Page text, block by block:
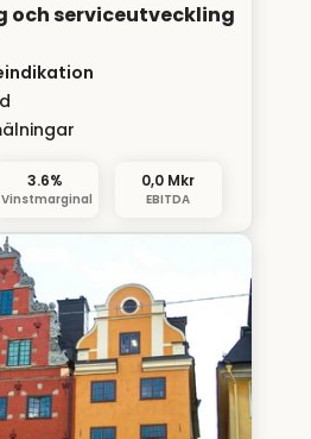
och serviceutveckling
3.6%
Vinstmarginal
0,0 Mkr
EBITDA